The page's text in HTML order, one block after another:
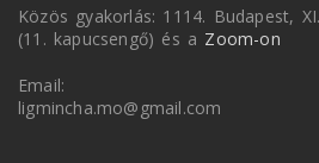
Közös gyakorlás: 1114. Budapest,
(11. kapucsengő) és a Zoom-on
Email:
ligmincha.mo@gmail.com